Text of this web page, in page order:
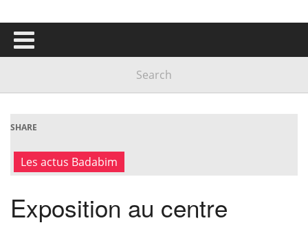
SHARE
Les actus Badabim
Exposition au centre